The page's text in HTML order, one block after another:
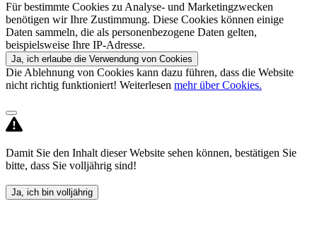
Für bestimmte Cookies zu Analyse- und Marketingzwecken
benötigen wir Ihre Zustimmung. Diese Cookies können einige
Daten sammeln, die als personenbezogene Daten gelten,
beispielsweise Ihre IP-Adresse.
Ja, ich erlaube die Verwendung von Cookies
Die Ablehnung von Cookies kann dazu führen, dass die Website
nicht richtig funktioniert! Weiterlesen mehr über Cookies.
Damit Sie den Inhalt dieser Website sehen können, bestätigen Sie
bitte, dass Sie volljährig sind!
Ja, ich bin volljährig